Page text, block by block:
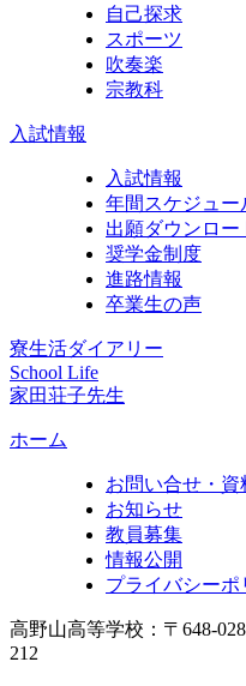
自己探求
スポーツ
吹奏楽
宗教科
入試情報
入試情報
年間スケジュー
出願ダウンロー
奨学金制度
進路情報
卒業生の声
寮生活ダイアリー
School Life
家田荘子先生
ホーム
お問い合せ・
お知らせ
教員募集
情報公開
プライバシーポ
高野山高等学校：〒648-
212